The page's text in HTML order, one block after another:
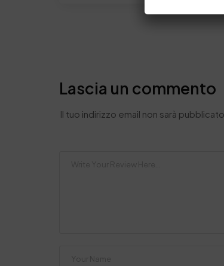
Lascia un commento
Il tuo indirizzo email non sarà pubblicato.